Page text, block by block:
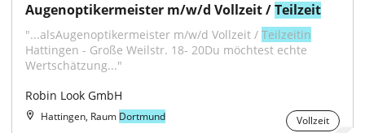
Augenoptikermeister m/w/d Vollzeit / Teilzeit
"...alsAugenoptikermeister m/w/d Vollzeit / Teilzeitin
Hattingen - Große Weilstr. 18- 20Du möchtest echte
Wertschätzung..."
Robin Look GmbH
Hattingen, Raum Dortmund Vollzeit